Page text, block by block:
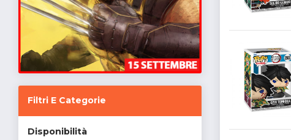
Filtri E Categorie
Disponibilità